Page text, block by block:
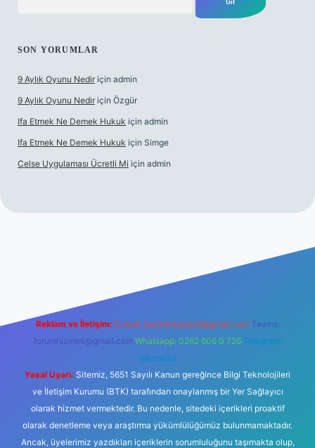
SON YORUMLAR
9 Aylık Oyunu Nedir için admin
9 Aylık Oyunu Nedir için Özgür
Ifa Etmek Ne Demek Hukuk için admin
Ifa Etmek Ne Demek Hukuk için Simge
Celse Uygulaması Ücretli Mi için admin
Reklam ve İletişim: E-mail: backlinkpaneli@gmail.com Teams:
forumhizmeti@gmail.com Whatsapp: 0262 606 0 726 Telegram:
@karabul
Yasal Uyarı: Sitemiz, 5651 Sayılı Kanun gereğince Bilgi Teknolojileri
ve İletişim Kurumu (BTK) tarafından onaylanmış bir Yer Sağlayıcı
olarak hizmet vermektedir. Bu nedenle, sitedeki içerikleri proaktif
olarak denetleme veya araştırma yükümlülüğümüz bulunmamaktadır.
Ancak, üyelerimiz yazdıkları içeriklerin sorumluluğunu taşımakta olup,